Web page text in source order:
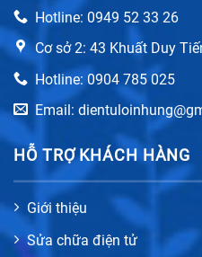
Hotline: 0949 52 33 26
Cơ sở 2: 43 Khuất Duy
Hotline: 0904 785 025
Email:
HỖ TRỢ KHÁCH HÀNG
Giới thiệu
Sửa chữa điện tử